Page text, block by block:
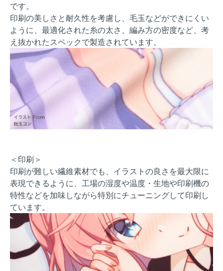
です。
印刷の美しさと耐久性を考慮し、毛玉などができにくい
ように、最適化された糸の太さ、編み方の密度など、考
え抜かれたスペックで製造されています。
＜印刷＞
印刷が難しい繊維素材でも、イラストの良さを最大限に
表現できるように、工場の湿度や温度・生地や印刷機の
特性などを加味しながら特別にチューニングして印刷し
ています。